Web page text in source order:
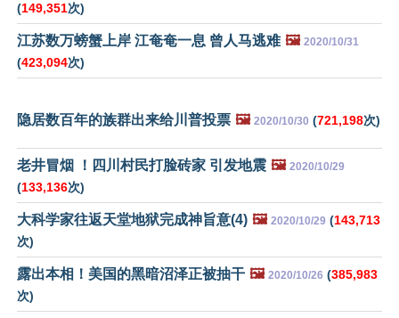
(149,351次)
江苏数万螃蟹上岸 江奄奄一息 曾人马逃难 🖼️ 2020/10/31
(423,094次)
隐居数百年的族群出来给川普投票 🖼️ 2020/10/30 (721,198次)
老井冒烟 ！四川村民打脸砖家 引发地震 🖼️ 2020/10/29
(133,136次)
大科学家往返天堂地狱完成神旨意(4) 🖼️ 2020/10/29 (143,713
次)
露出本相！美国的黑暗沼泽正被抽干 🖼️ 2020/10/26 (385,983
次)